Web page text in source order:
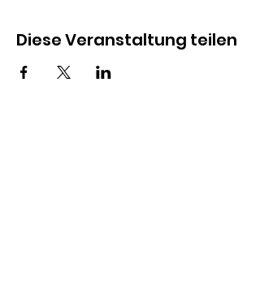
Diese Veranstaltung teilen